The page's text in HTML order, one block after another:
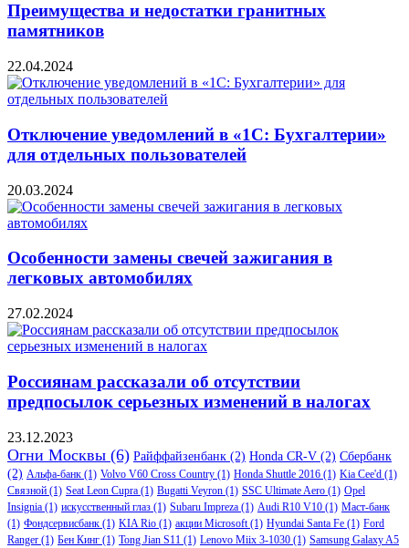
Преимущества и недостатки гранитных
памятников
22.04.2024
Отключение уведомлений в «1С: Бухгалтерии»
для отдельных пользователей
20.03.2024
Особенности замены свечей зажигания в
легковых автомобилях
27.02.2024
Россиянам рассказали об отсутствии
предпосылок серьезных изменений в налогах
23.12.2023
Огни Москвы (6) Райффайзенбанк (2) Honda CR-V (2) Сбербанк
(2) Альфа-банк (1) Volvo V60 Cross Country (1) Honda Shuttle 2016 (1) Kia Cee'd (1)
Связной (1) Seat Leon Cupra (1) Bugatti Veyron (1) SSC Ultimate Aero (1) Opel
Insignia (1) искусственный глаз (1) Subaru Impreza (1) Audi R10 V10 (1) Маст-банк
(1) Фондсервисбанк (1) KIA Rio (1) акции Microsoft (1) Hyundai Santa Fe (1) Ford
Ranger (1) Бен Кинг (1) Tong Jian S11 (1) Lenovo Miix 3-1030 (1) Samsung Galaxy A5